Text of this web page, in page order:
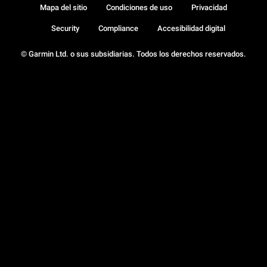
© Garmin Ltd. o sus subsidiarias. Todos los derechos reservados.
Mapa del sitio Condiciones de uso Privacidad
Security Compliance Accesibilidad digital